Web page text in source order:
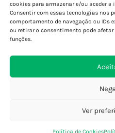
cookies para armazenar e/ou aceder
Consentir com essas tecnologias nos
comportamento de navegação ou IDs
ou retirar o consentimento pode
funções.
Ver
Política de Cookies
Perguntas
Custos
Encomendas
Devoluções